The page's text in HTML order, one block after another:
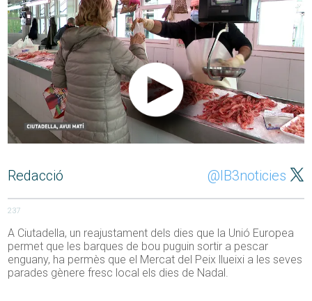
Redacció @IB3noticies
237
A Ciutadella, un reajustament dels dies que la Unió Europea
permet que les barques de bou puguin sortir a pescar
enguany, ha permès que el Mercat del Peix llueixi a les seves
parades gènere fresc local els dies de Nadal.